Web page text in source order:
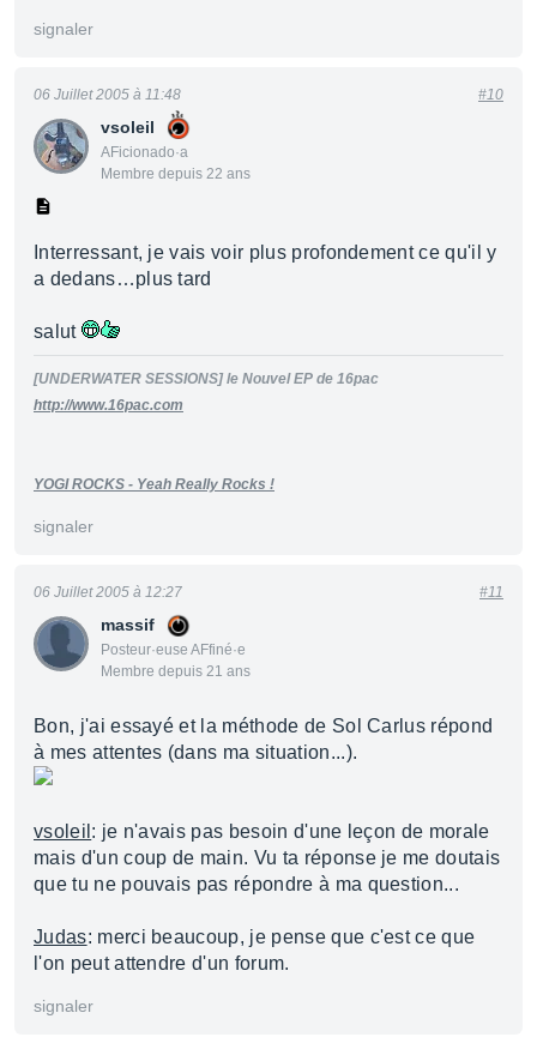
signaler
vsoleil
AFicionado·a
Membre depuis 22 ans
06 Juillet 2005 à 11:48 #10
Interressant, je vais voir plus profondement ce qu'il y
a dedans…plus tard
salut
[UNDERWATER SESSIONS] le Nouvel EP de 16pac
http://www.16pac.com
YOGI ROCKS - Yeah Really Rocks !
signaler
massif
Posteur·euse AFfiné·e
Membre depuis 21 ans
06 Juillet 2005 à 12:27 #11
Bon, j'ai essayé et la méthode de Sol Carlus répond
à mes attentes (dans ma situation...).
vsoleil : je n'avais pas besoin d'une leçon de morale
mais d'un coup de main. Vu ta réponse je me doutais
que tu ne pouvais pas répondre à ma question...
Judas: merci beaucoup, je pense que c'est ce que
l'on peut attendre d'un forum.
signaler